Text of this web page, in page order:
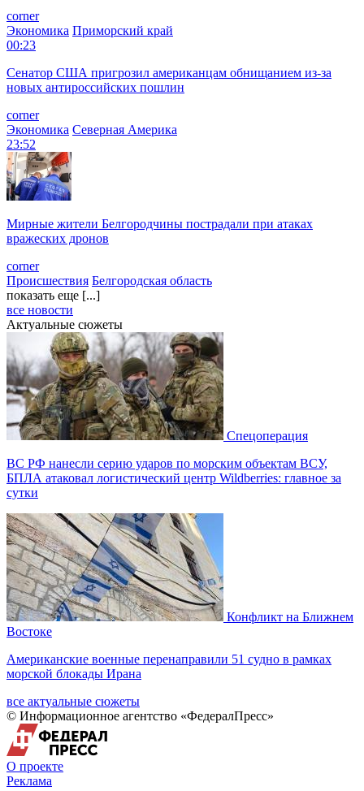
corner
Экономика Приморский край
00:23
Сенатор США пригрозил американцам обнищанием из-за
новых антироссийских пошлин
corner
Экономика Северная Америка
23:52
Мирные жители Белгородчины пострадали при атаках
вражеских дронов
corner
Происшествия Белгородская область
показать еще [...]
все новости
Актуальные сюжеты
Спецоперация
ВС РФ нанесли серию ударов по морским объектам ВСУ,
БПЛА атаковал логистический центр Wildberries: главное за
сутки
Конфликт на Ближнем
Востоке
Американские военные перенаправили 51 судно в рамках
морской блокады Ирана
все актуальные сюжеты
© Информационное агентство «ФедералПресс»
О проекте
Реклама